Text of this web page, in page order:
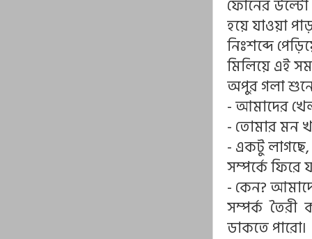
ফোনের উল্টো
হয়ে যাওয়া
নিঃশব্দে
মিলিয়ে এই
অপুর গলা
- আমাদের
- তোমার মন
- একটু
সম্পর্কে ফিরে
- কেন?
সম্পর্ক
ডাকতে পারো৷